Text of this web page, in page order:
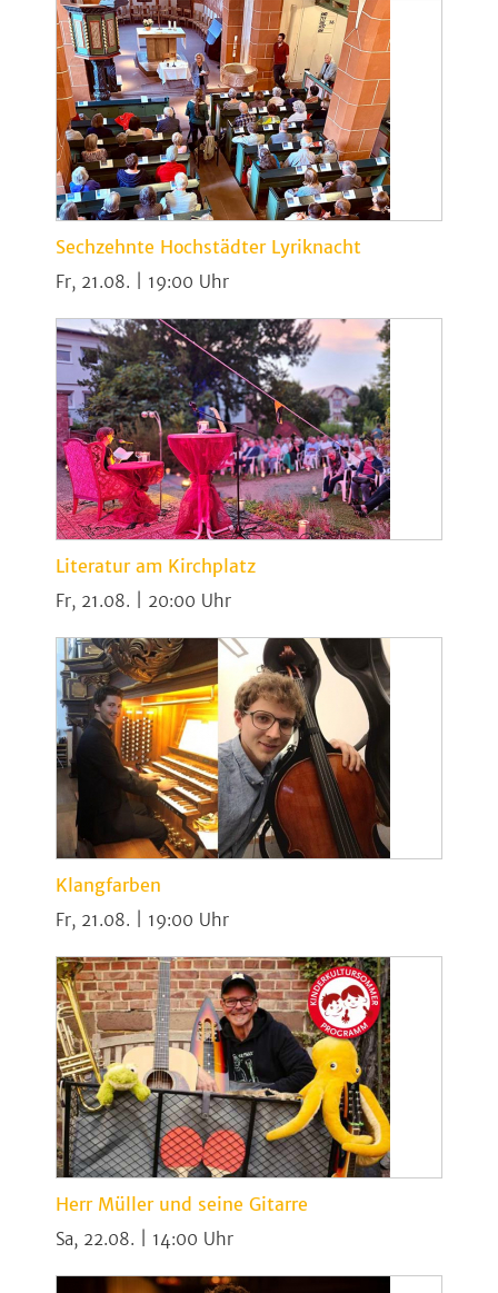
Sechzehnte Hochstädter Lyriknacht
Fr, 21.08. | 19:00
Literatur am Kirchplatz
Fr, 21.08. | 20:00
Klangfarben
Fr, 21.08. | 19:00
Herr Müller und seine Gitarre
Sa, 22.08. | 14:00